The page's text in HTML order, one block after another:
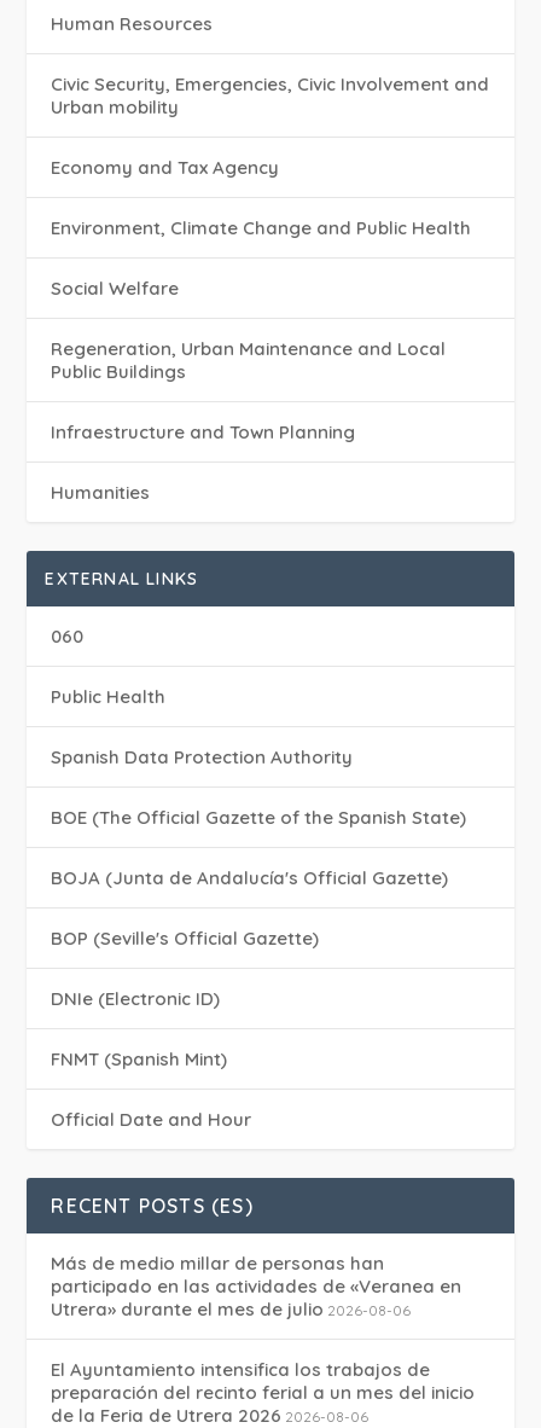
Human Resources
Civic Security, Emergencies, Civic Involvement and
Urban mobility
Economy and Tax Agency
Environment, Climate Change and Public Health
Social Welfare
Regeneration, Urban Maintenance and Local
Public Buildings
Infraestructure and Town Planning
Humanities
EXTERNAL LINKS
060
Public Health
Spanish Data Protection Authority
BOE (The Official Gazette of the Spanish State)
BOJA (Junta de Andalucía's Official Gazette)
BOP (Seville's Official Gazette)
DNIe (Electronic ID)
FNMT (Spanish Mint)
Official Date and Hour
RECENT POSTS (ES)
Más de medio millar de personas han
participado en las actividades de «Veranea en
Utrera» durante el mes de julio 2026-08-06
El Ayuntamiento intensifica los trabajos de
preparación del recinto ferial a un mes del inicio
de la Feria de Utrera 2026 2026-08-06